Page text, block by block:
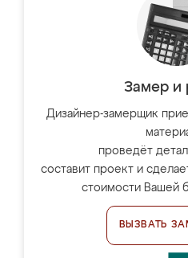
Замер и
Дизайнер-замерщик
проведёт
составит проект и
стоимости Вашей
ВЫЗВАТЬ